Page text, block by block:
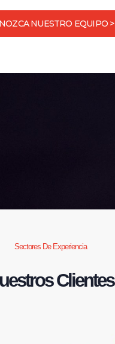
NUESTRO EQUIPO >
Sectores De Experiencia
Clientes